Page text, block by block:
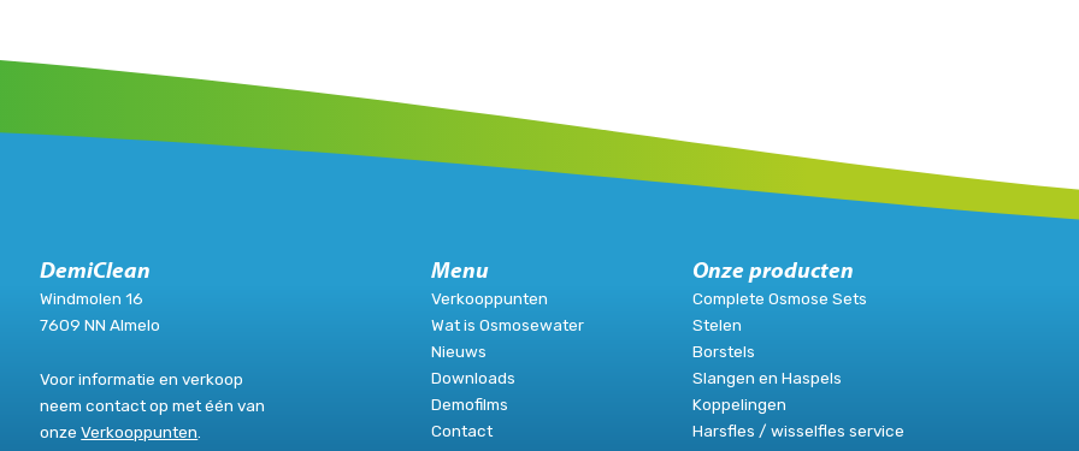
DemiClean
Windmolen 16
7609 NN Almelo
Voor informatie en verkoop
neem contact op met één van
onzeVerkooppunten
Menu
Verkooppunten
Wat is Osmosewater
Nieuws
Downloads
Demofilms
Contact
Onze producten
Complete Osmose Sets
Stelen
Borstels
Slangen en Haspels
Koppelingen
Harsfles / wisselfles service